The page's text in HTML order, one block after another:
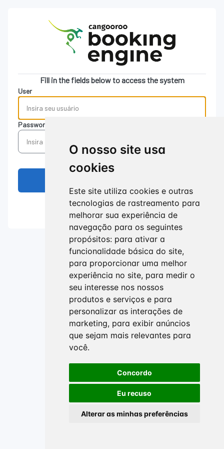
O nosso site usa
cookies
Este site utiliza cookies e outras
tecnologias de rastreamento para
melhorar sua experiência de
navegação para os seguintes
propósitos: para ativar a
funcionalidade básica do site,
para proporcionar uma melhor
experiência no site, para medir o
seu interesse nos nossos
produtos e serviços e para
personalizar as interações de
marketing, para exibir anúncios
que sejam mais relevantes para
você.
Concordo
Eu recuso
Alterar as minhas preferências
Fill in the fields below to access the system
User
Password
Update cookies preferences